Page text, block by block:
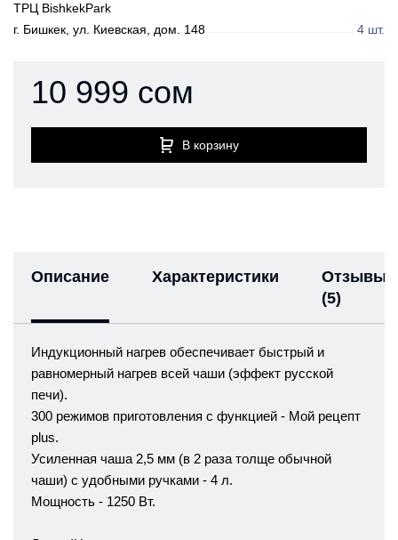
ТРЦ BishkekPark
г. Бишкек, ул. Киевская, дом. 148
4 шт.
10 999 сом
В корзину
Описание Характеристики
Отзывы
(5)
Индукционный нагрев обеспечивает быстрый и
равномерный нагрев всей чаши (эффект русской
печи).
300 режимов приготовления с функцией - Мой рецепт
plus.
Усиленная чаша 2,5 мм (в 2 раза толще обычной
чаши) с удобными ручками - 4 л.
Мощность - 1250 Вт.